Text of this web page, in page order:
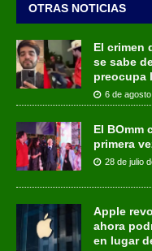
OTRAS NOTICIAS
El crimen
se sabe
preocupa
6 de
El BOmm
primera
28 de julio
Apple
ahora
en lugar